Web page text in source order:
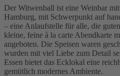
Der Witwenball ist eine Weinbar
Hamburg, mit Schwerpunkt auf
– eine Anlaufstelle für alle, die
kleine, feine à la carte Abendkarte
angeboten. Die Speisen waren
wurden mit viel Liebe zum Detail
Essen bietet das Ecklokal eine
gemütlich modernes Ambiente.